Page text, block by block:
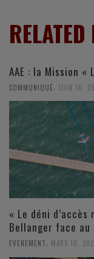
AAE : la Mission
COMMUNIQUÉ JUIN 16,
« Le déni
Bellanger face
EVENEMENT, MARS 10,